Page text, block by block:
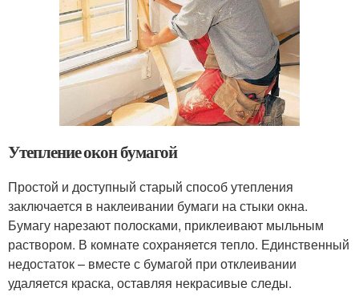
Утепление окон бумагой
Простой и доступный старый способ утепления
заключается в наклеивании бумаги на стыки окна.
Бумагу нарезают полосками, приклеивают мыльным
раствором. В комнате сохраняется тепло. Единственный
недостаток – вместе с бумагой при отклеивании
удаляется краска, оставляя некрасивые следы.